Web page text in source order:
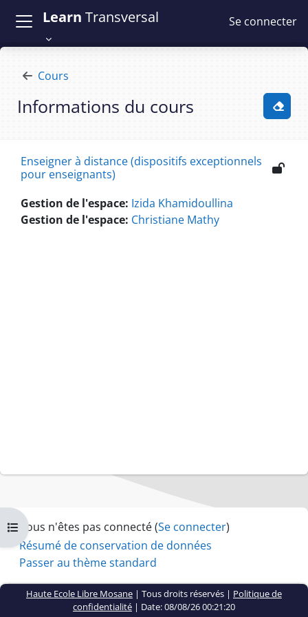
Learn Transversal Se connecter
Ouvrir l’index du cours
Cours
Informations du cours
Enseigner à distance (dispositifs exceptionnels
pour enseignants)
Gestion de l'espace: Izida Khamidoullina
Gestion de l'espace: Christiane Mathy
Vous n'êtes pas connecté (Se connecter)
Résumé de conservation de données
Passer au thème standard
Haute Ecole Libre Mosane | Tous droits réservés | Politique de
confidentialité | Date: 08/08/26 00:21:20